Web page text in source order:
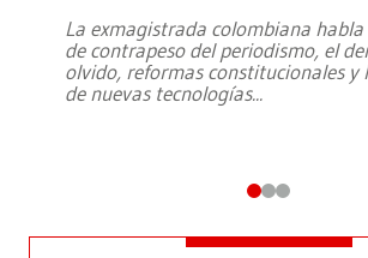
La exmagistrada colombiana
de contrapeso del periodismo, el
olvido, reformas constitucionales y
de nuevas tecnologías...